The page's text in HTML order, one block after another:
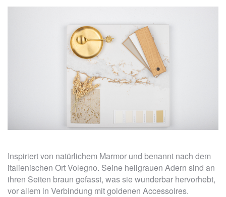
Inspiriert von natürlichem Marmor und benannt nach dem
italienischen Ort Volegno. Seine hellgrauen Adern sind an
ihren Seiten braun gefasst, was sie wunderbar hervorhebt,
vor allem in Verbindung mit goldenen Accessoires.